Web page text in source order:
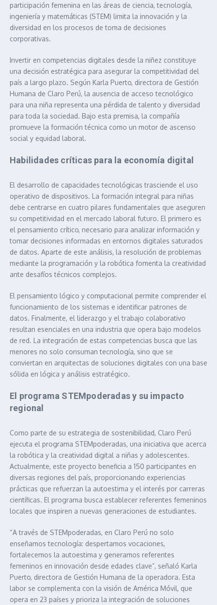
participación femenina en las áreas de ciencia, tecnología,
ingeniería y matemáticas (STEM) limita la innovación y la
diversidad en los procesos de toma de decisiones
corporativas.
Invertir en competencias digitales desde la niñez constituye
una decisión estratégica para asegurar la competitividad del
país a largo plazo. Según Karla Puerto, directora de Gestión
Humana de Claro Perú, la ausencia de acceso tecnológico
para una niña representa una pérdida de talento y diversidad
para toda la sociedad. Bajo esta premisa, la compañía
promueve la formación técnica como un motor de ascenso
social y equidad laboral.
Habilidades críticas para la economía digital
El desarrollo de capacidades tecnológicas trasciende el uso
operativo de dispositivos. La formación integral para niñas
debe centrarse en cuatro pilares fundamentales que aseguren
su competitividad en el mercado laboral futuro. El primero es
el pensamiento crítico, necesario para analizar información y
tomar decisiones informadas en entornos digitales saturados
de datos. Aparte de este análisis, la resolución de problemas
mediante la programación y la robótica fomenta la creatividad
ante desafíos técnicos complejos.
El pensamiento lógico y computacional permite comprender el
funcionamiento de los sistemas e identificar patrones de
datos. Finalmente, el liderazgo y el trabajo colaborativo
resultan esenciales en una industria que opera bajo modelos
de red. La integración de estas competencias busca que las
menores no solo consuman tecnología, sino que se
conviertan en arquitectas de soluciones digitales con una base
sólida en lógica y análisis estratégico.
El programa STEMpoderadas y su impacto
regional
Como parte de su estrategia de sostenibilidad, Claro Perú
ejecuta el programa STEMpoderadas, una iniciativa que acerca
la robótica y la creatividad digital a niñas y adolescentes.
Actualmente, este proyecto beneficia a 150 participantes en
diversas regiones del país, proporcionando experiencias
prácticas que refuerzan la autoestima y el interés por carreras
científicas. El programa busca establecer referentes femeninos
locales que inspiren a nuevas generaciones de estudiantes.
“A través de STEMpoderadas, en Claro Perú no solo
enseñamos tecnología: despertamos vocaciones,
fortalecemos la autoestima y generamos referentes
femeninos en innovación desde edades clave”, señaló Karla
Puerto, directora de Gestión Humana de la operadora. Esta
labor se complementa con la visión de América Móvil, que
opera en 23 países y prioriza la integración de soluciones